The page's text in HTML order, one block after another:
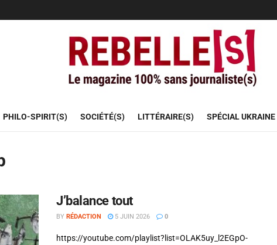
PHILO-SPIRIT(S) SOCIÉTÉ(S) LITTÉRAIRE(S) SPÉCIAL UKRAINE
J’balance tout
BY RÉDACTION 5 JUIN 2026 0
https://youtube.com/playlist?list=OLAK5uy_l2EGpO-